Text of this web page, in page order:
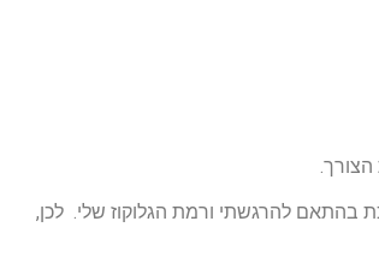
בהתאם להרגשתי ורמת הגלוקוז שלי. לכן,